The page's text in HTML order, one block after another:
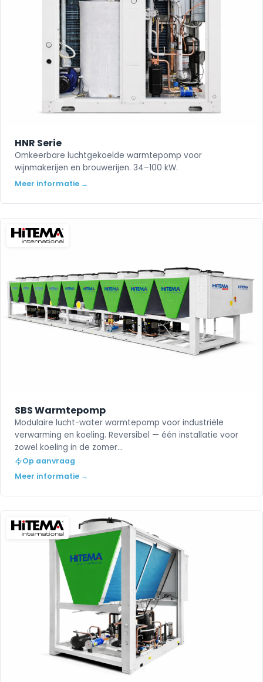
HNR Serie
Omkeerbare luchtgekoelde warmtepomp voor
wijnmakerijen en brouwerijen. 34–100 kW.
Meer informatie →
SBS Warmtepomp
Modulaire lucht-water warmtepomp voor industriële
verwarming en koeling. Reversibel — één installatie voor
zowel koeling in de zomer…
Op aanvraag
Meer informatie →